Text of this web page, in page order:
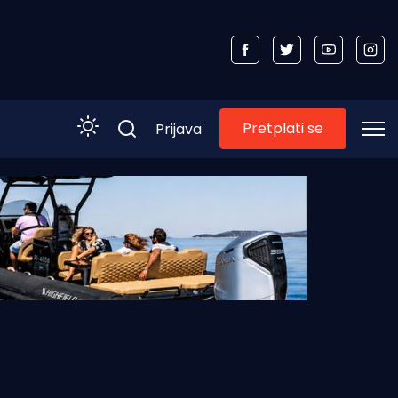
Prijava Pretplati se